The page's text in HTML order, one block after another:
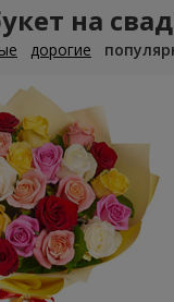
на
дорогие